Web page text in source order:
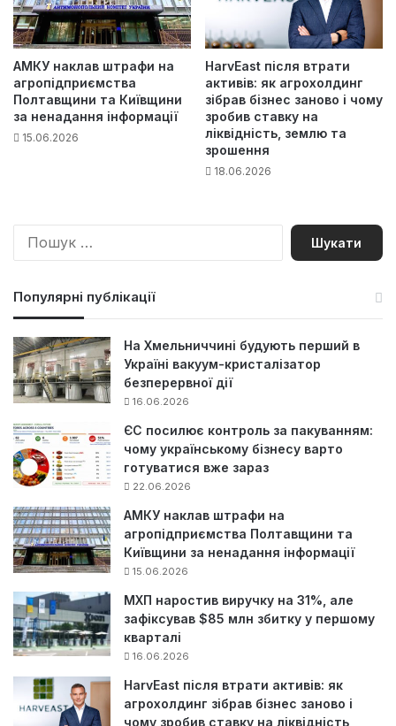
АМКУ наклав штрафи на
агропідприємства
Полтавщини та Київщини
за ненадання інформації
15.06.2026
HarvEast після втрати
активів: як агрохолдинг
зібрав бізнес заново і чому
зробив ставку на
ліквідність, землю та
зрошення
18.06.2026
П
Популярні публікації
На Хмельниччині будують перший в
Україні вакуум-кристалізатор
безперервної дії
16.06.2026
ЄС посилює контроль за пакуванням:
чому українському бізнесу варто
готуватися вже зараз
22.06.2026
АМКУ наклав штрафи на
агропідприємства Полтавщини та
Київщини за ненадання інформації
15.06.2026
МХП наростив виручку на 31%, але
зафіксував $85 млн збитку у першому
кварталі
16.06.2026
HarvEast після втрати активів: як
агрохолдинг зібрав бізнес заново і
чому зробив ставку на ліквідність,